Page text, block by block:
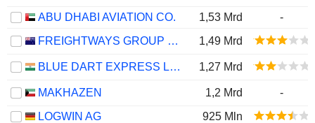
ABU DHABI AVIATION CO.
1,53 Mrd
-
FREIGHTWAYS GROUP LIMITED
1,49 Mrd
BLUE DART EXPRESS LIMITED 1,27 Mrd
MAKHAZEN 1,2 Mrd
-
LOGWIN AG
925 Mln